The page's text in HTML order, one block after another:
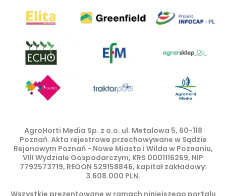
AgroHorti Media Sp. z o.o. ul. Metalowa 5, 60-118
Poznań. Akta rejestrowe przechowywane w Sądzie
Rejonowym Poznań - Nowe Miasto i Wilda w Poznaniu,
VIII Wydziale Gospodarczym, KRS 0001116269, NIP
7792573719, REGON 529158846, kapitał zakładowy:
3.608.000 PLN.